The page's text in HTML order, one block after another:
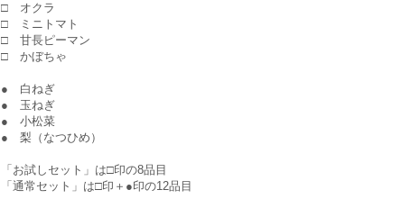
□ オクラ
□ ミニトマト
□ 甘長ピーマン
□ かぼちゃ
● 白ねぎ
● 玉ねぎ
● 小松菜
● 梨（なつひめ）
「お試しセット」は□印の8品目
「通常セット」は□印＋●印の12品目